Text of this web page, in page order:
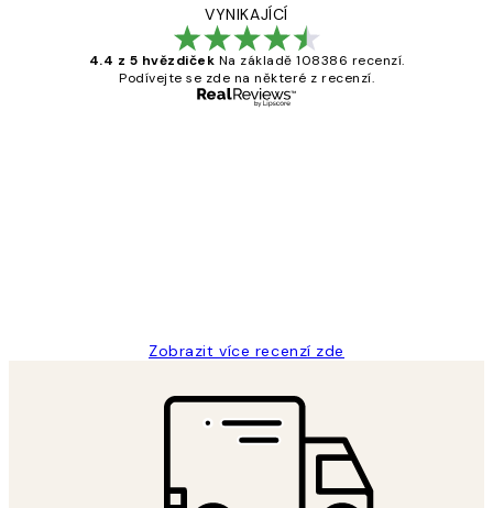
VYNIKAJÍCÍ
4.4 z 5 hvězdiček Na základě 108386 recenzí.
Podívejte se zde na některé z recenzí.
Zobrazit více recenzí zde